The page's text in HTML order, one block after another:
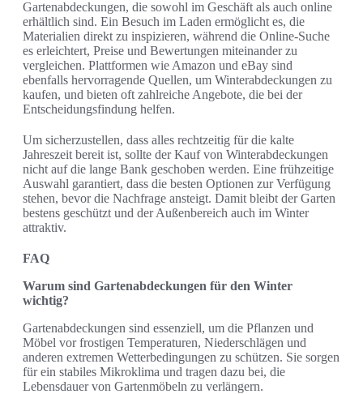
Gartenabdeckungen, die sowohl im Geschäft als auch online
erhältlich sind. Ein Besuch im Laden ermöglicht es, die
Materialien direkt zu inspizieren, während die Online-Suche
es erleichtert, Preise und Bewertungen miteinander zu
vergleichen. Plattformen wie Amazon und eBay sind
ebenfalls hervorragende Quellen, um Winterabdeckungen zu
kaufen, und bieten oft zahlreiche Angebote, die bei der
Entscheidungsfindung helfen.
Um sicherzustellen, dass alles rechtzeitig für die kalte
Jahreszeit bereit ist, sollte der Kauf von Winterabdeckungen
nicht auf die lange Bank geschoben werden. Eine frühzeitige
Auswahl garantiert, dass die besten Optionen zur Verfügung
stehen, bevor die Nachfrage ansteigt. Damit bleibt der Garten
bestens geschützt und der Außenbereich auch im Winter
attraktiv.
FAQ
Warum sind Gartenabdeckungen für den Winter
wichtig?
Gartenabdeckungen sind essenziell, um die Pflanzen und
Möbel vor frostigen Temperaturen, Niederschlägen und
anderen extremen Wetterbedingungen zu schützen. Sie sorgen
für ein stabiles Mikroklima und tragen dazu bei, die
Lebensdauer von Gartenmöbeln zu verlängern.